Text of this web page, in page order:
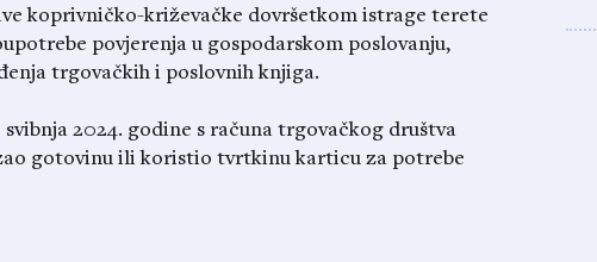
koprivničko-križevačke dovršetkom istrage terete
povjerenja u gospodarskom poslovanju,
trgovačkih i poslovnih knjiga.
2024. godine s računa trgovačkog društva
gotovinu ili koristio tvrtkinu karticu za potrebe